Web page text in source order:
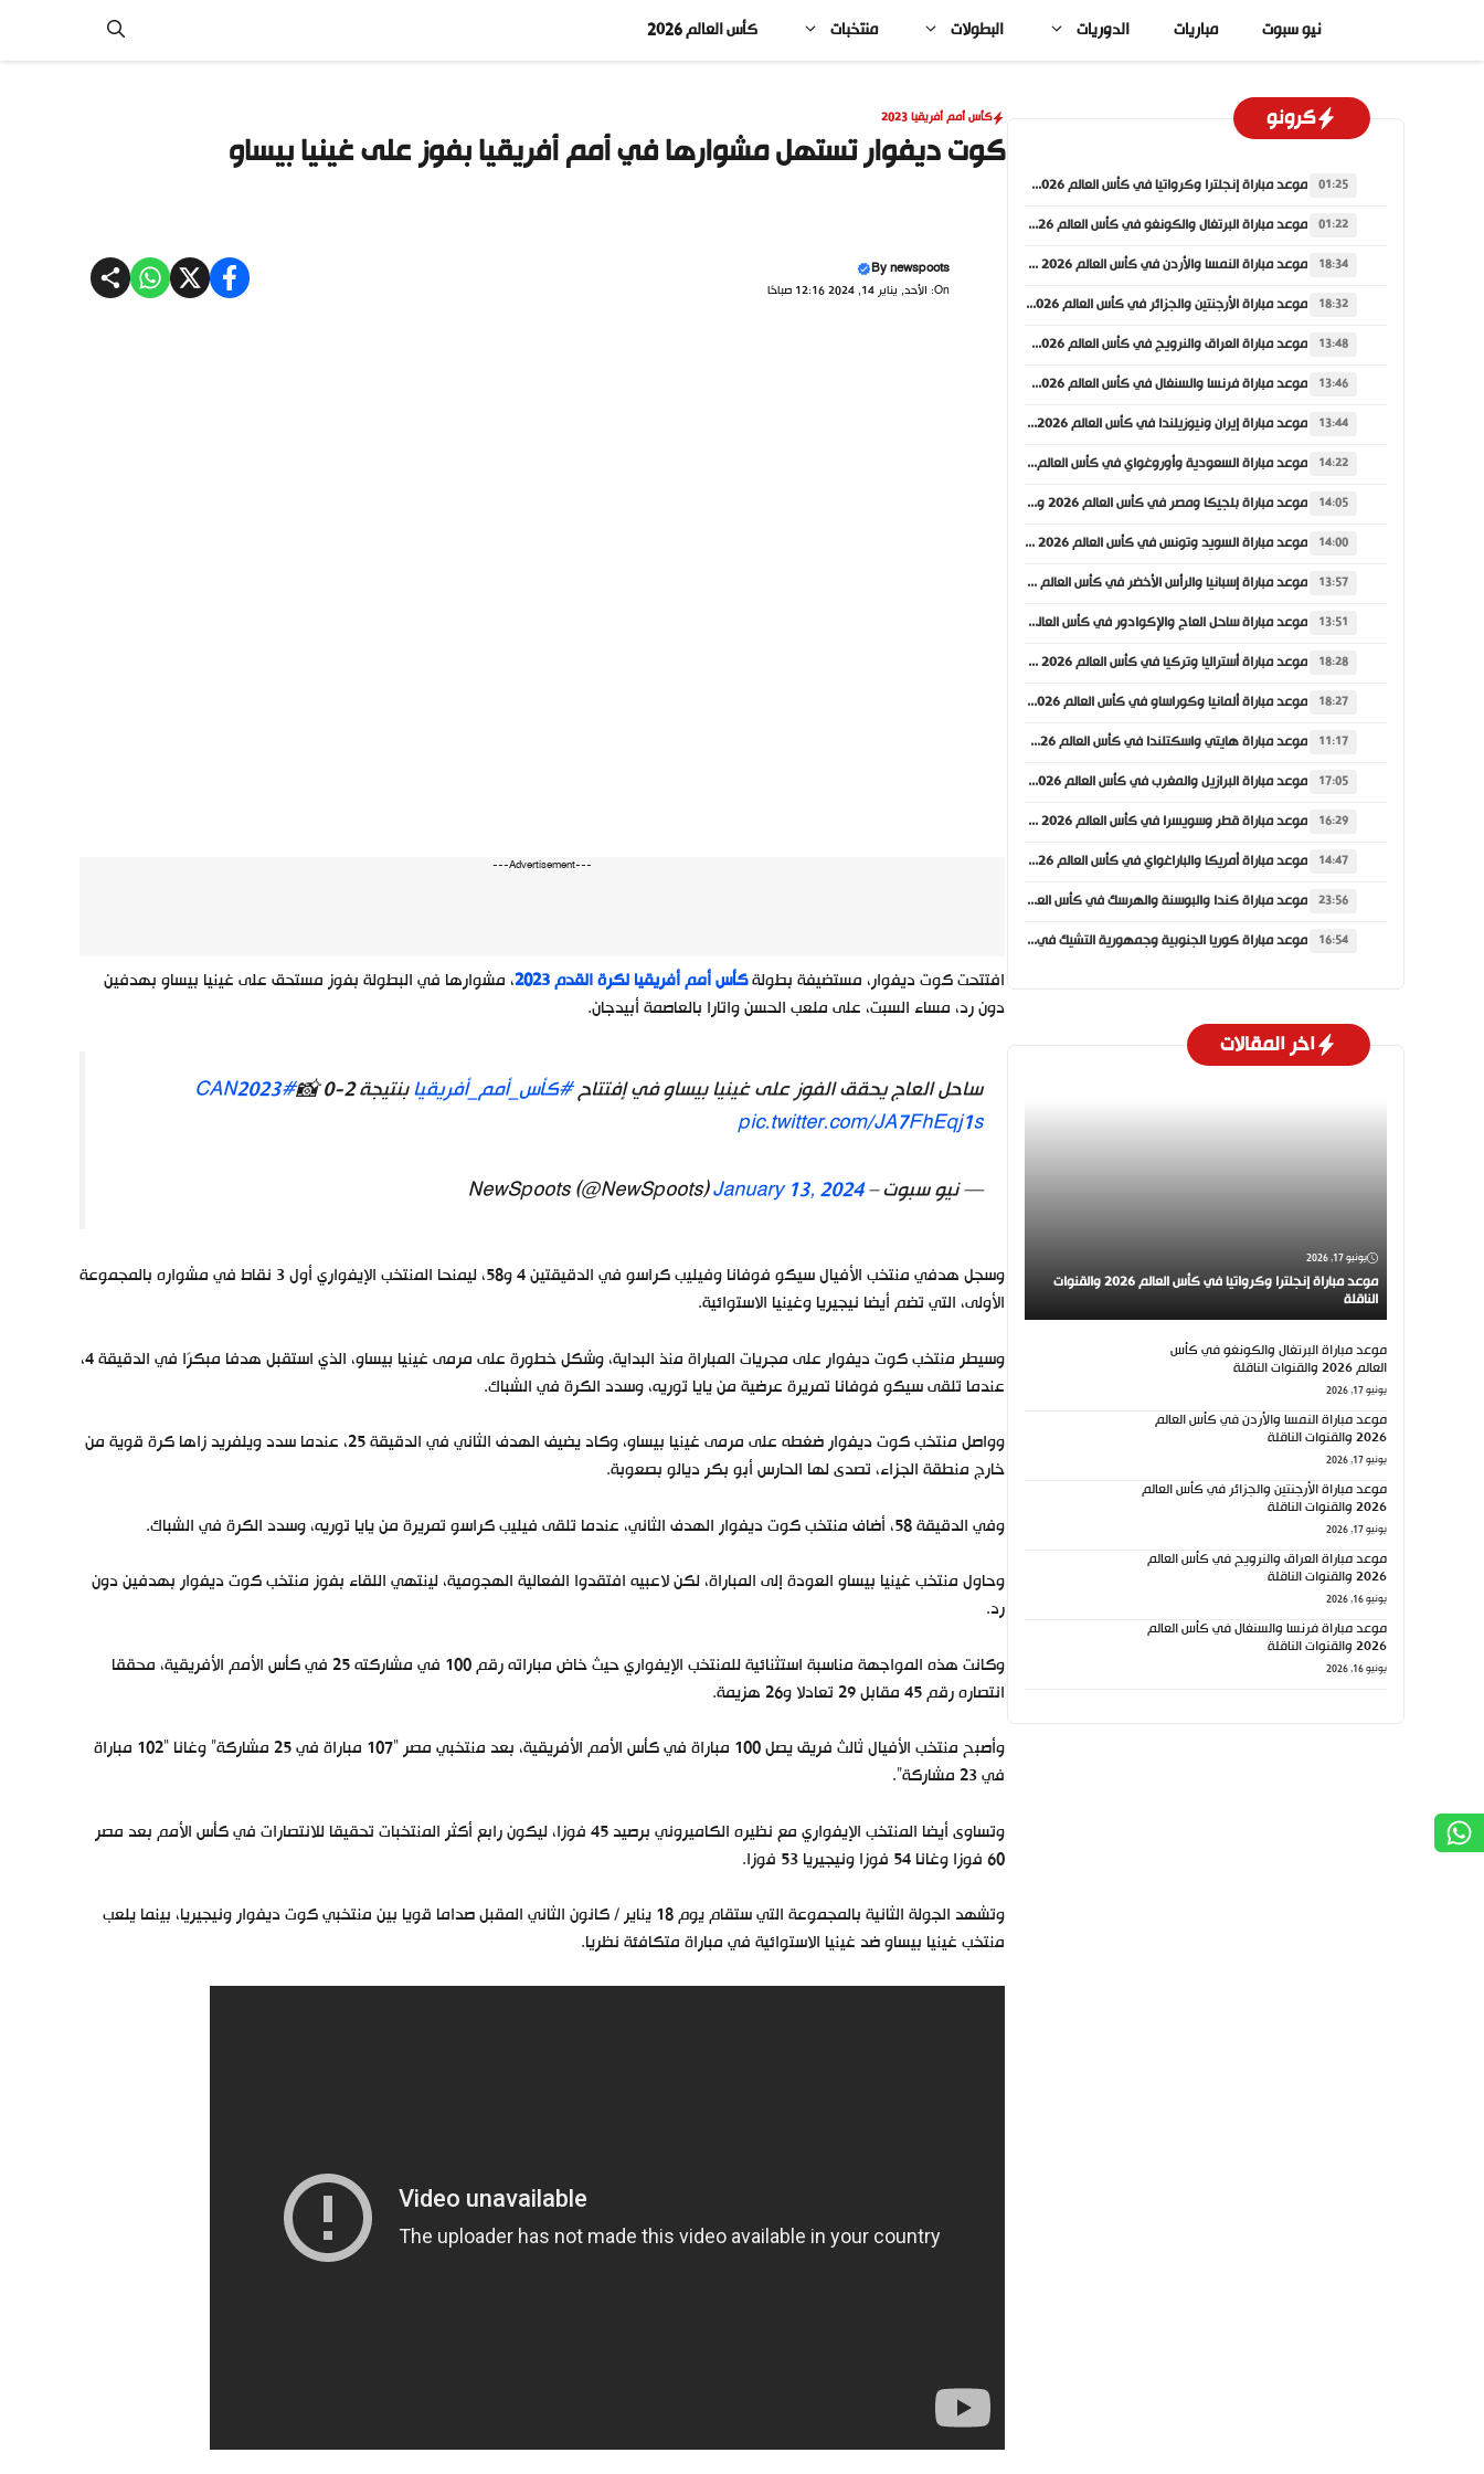
المحتوى
نيو سبوت مباريات الدوريات البطولات منتخبات كأس العالم 2026
كأس أمم أفريقيا 2023
كوت ديفوار تستهل مشوارها في أمم أفريقيا بفوز على غينيا بيساو
Bynewspoots
On: الأحد, يناير 14, 2024 12:16 صباحًا
---Advertisement---
افتتحت كوت ديفوار، مستضيفة بطولةكأس أمم أفريقيا لكرة القدم 2023
، مشوارها في البطولة بفوز مستحق على غينيا بيساو بهدفين
دون رد، مساء السبت، على ملعب الحسن واتارا بالعاصمة أبيدجان.
ساحل العاج يحقق الفوز على غينيا بيساو في إفتتاح#كأس_أمم_أفريقيابنتيجة 2-0 📸
#CAN2023
pic.twitter.com/JA7FhEqj1s
— نيو سبوت – NewSpoots (@NewSpoots)January 13, 2024
وسجل هدفي منتخب الأفيال سيكو فوفانا وفيليب كراسو في الدقيقتين 4 و58، ليمنحا المنتخب الإيفواري أول 3 نقاط في مشواره بالمجموعة
الأولى، التي تضم أيضا نيجيريا وغينيا الاستوائية.
وسيطر منتخب كوت ديفوار على مجريات المباراة منذ البداية، وشكل خطورة على مرمى غينيا بيساو، الذي استقبل هدفا مبكرًا في الدقيقة 4،
عندما تلقى سيكو فوفانا تمريرة عرضية من يايا توريه، وسدد الكرة في الشباك.
وواصل منتخب كوت ديفوار ضغطه على مرمى غينيا بيساو، وكاد يضيف الهدف الثاني في الدقيقة 25، عندما سدد ويلفريد زاها كرة قوية من
خارج منطقة الجزاء، تصدى لها الحارس أبو بكر ديالو بصعوبة.
وفي الدقيقة 58، أضاف منتخب كوت ديفوار الهدف الثاني، عندما تلقى فيليب كراسو تمريرة من يايا توريه، وسدد الكرة في الشباك.
وحاول منتخب غينيا بيساو العودة إلى المباراة، لكن لاعبيه افتقدوا الفعالية الهجومية، لينتهي اللقاء بفوز منتخب كوت ديفوار بهدفين دون
رد.
وكانت هذه المواجهة مناسبة استثنائية للمنتخب الإيفواري حيث خاض مباراته رقم 100 في مشاركته 25 في كأس الأمم الأفريقية، محققا
انتصاره رقم 45 مقابل 29 تعادلا و26 هزيمة.
وأصبح منتخب الأفيال ثالث فريق يصل 100 مباراة في كأس الأمم الأفريقية، بعد منتخبي مصر “107 مباراة في 25 مشاركة” وغانا “102 مباراة
في 23 مشاركة”.
وتساوى أيضا المنتخب الإيفواري مع نظيره الكاميروني برصيد 45 فوزا، ليكون رابع أكثر المنتخبات تحقيقا للانتصارات في كأس الأمم بعد مصر
60 فوزا وغانا 54 فوزا ونيجيريا 53 فوزا.
وتشهد الجولة الثانية بالمجموعة التي ستقام يوم 18 يناير / كانون الثاني المقبل صداما قويا بين منتخبي كوت ديفوار ونيجيريا، بينما يلعب
منتخب غينيا بيساو ضد غينيا الاستوائية في مباراة متكافئة نظريا.
كرونو
01:25 موعد مباراة إنجلترا وكرواتيا في كأس العالم 2026 والقنوات الناقلة
01:22 موعد مباراة البرتغال والكونغو في كأس العالم 2026 والقنوات الناقلة
18:34 موعد مباراة النمسا والأردن في كأس العالم 2026 والقنوات الناقلة
18:32 موعد مباراة الأرجنتين والجزائر في كأس العالم 2026 والقنوات الناقلة
13:48 موعد مباراة العراق والنرويج في كأس العالم 2026 والقنوات الناقلة
13:46 موعد مباراة فرنسا والسنغال في كأس العالم 2026 والقنوات الناقلة
13:44 موعد مباراة إيران ونيوزيلندا في كأس العالم 2026 والقنوات الناقلة
14:22 موعد مباراة السعودية وأوروغواي في كأس العالم 2026 والقنوات الناقلة
14:05 موعد مباراة بلجيكا ومصر في كأس العالم 2026 والقنوات الناقلة
14:00 موعد مباراة السويد وتونس في كأس العالم 2026 والقنوات الناقلة
13:57 موعد مباراة إسبانيا والرأس الأخضر في كأس العالم 2026 والقنوات الناقلة
13:51 موعد مباراة ساحل العاج والإكوادور في كأس العالم 2026 والقنوات الناقلة
18:28 موعد مباراة أستراليا وتركيا في كأس العالم 2026 والقنوات الناقلة
18:27 موعد مباراة ألمانيا وكوراساو في كأس العالم 2026 والقنوات الناقلة
11:17 موعد مباراة هايتي واسكتلندا في كأس العالم 2026 والقنوات الناقلة
17:05 موعد مباراة البرازيل والمغرب في كأس العالم 2026 والقنوات الناقلة
16:29 موعد مباراة قطر وسويسرا في كأس العالم 2026 والقنوات الناقلة
14:47 موعد مباراة أمريكا والباراغواي في كأس العالم 2026 والقنوات الناقلة
23:56 موعد مباراة كندا والبوسنة والهرسك في كأس العالم 2026 والقنوات الناقلة
16:54 موعد مباراة كوريا الجنوبية وجمهورية التشيك في كأس العالم 2026 والقنوات الناقلة
اخر المقالات
يونيو 17, 2026
موعد مباراة إنجلترا وكرواتيا في كأس العالم 2026 والقنوات
الناقلة
موعد مباراة البرتغال والكونغو في كأس
العالم 2026 والقنوات الناقلة
يونيو 17, 2026
موعد مباراة النمسا والأردن في كأس العالم
2026 والقنوات الناقلة
يونيو 17, 2026
موعد مباراة الأرجنتين والجزائر في كأس العالم
2026 والقنوات الناقلة
يونيو 17, 2026
موعد مباراة العراق والنرويج في كأس العالم
2026 والقنوات الناقلة
يونيو 16, 2026
موعد مباراة فرنسا والسنغال في كأس العالم
2026 والقنوات الناقلة
يونيو 16, 2026